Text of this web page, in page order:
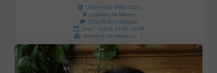
Université d'été 2026
Louvain-la-Neuve
COLLIN Dominique
Jour : mardi 10:00- 16:00
Nombre de séances : 1
60 €